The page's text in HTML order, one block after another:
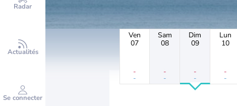
Radar
Actualités
Se connecter
Ven
07
-
-
Sam
08
-
-
Dim
09
-
-
Lun
10
-
-